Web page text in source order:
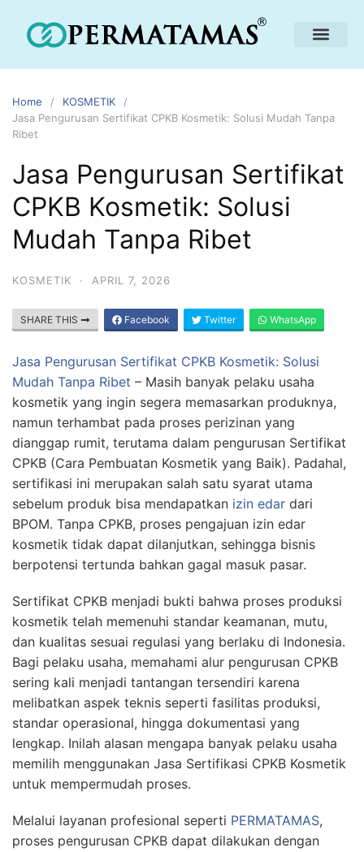
Home
KOSMETIK
Jasa Pengurusan Sertifikat CPKB Kosmetik: Solusi Mudah Tanpa
Ribet
Jasa Pengurusan Sertifikat
CPKB Kosmetik: Solusi
Mudah Tanpa Ribet
KOSMETIK · APRIL 7, 2026
SHARE THIS Facebook Twitter WhatsApp
Jasa Pengurusan Sertifikat CPKB Kosmetik: Solusi
Mudah Tanpa Ribet – Masih banyak pelaku usaha
kosmetik yang ingin segera memasarkan produknya,
namun terhambat pada proses perizinan yang
dianggap rumit, terutama dalam pengurusan Sertifikat
CPKB (Cara Pembuatan Kosmetik yang Baik). Padahal,
sertifikasi ini merupakan salah satu syarat utama
sebelum produk bisa mendapatkan izin edar dari
BPOM. Tanpa CPKB, proses pengajuan izin edar
kosmetik tidak dapat dilanjutkan, sehingga bisnis
berpotensi tertunda bahkan gagal masuk pasar.
Sertifikat CPKB menjadi bukti bahwa proses produksi
kosmetik telah memenuhi standar keamanan, mutu,
dan kualitas sesuai regulasi yang berlaku di Indonesia.
Bagi pelaku usaha, memahami alur pengurusan CPKB
sering kali menjadi tantangan tersendiri karena
melibatkan aspek teknis seperti fasilitas produksi,
standar operasional, hingga dokumentasi yang
lengkap. Inilah alasan mengapa banyak pelaku usaha
memilih menggunakan Jasa Sertifikasi CPKB Kosmetik
untuk mempermudah proses.
Melalui layanan profesional seperti PERMATAMAS,
proses pengurusan CPKB dapat dilakukan dengan